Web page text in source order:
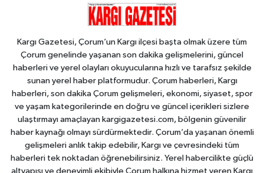
Kargı Gazetesi, Çorum’un Kargı ilçesi başta olmak üzere tüm
Çorum genelinde yaşanan son dakika gelişmelerini, güncel
haberleri ve yerel olayları okuyucularına hızlı ve tarafsız şekilde
sunan yerel haber platformudur. Çorum haberleri, Kargı
haberleri, son dakika Çorum gelişmeleri, ekonomi, siyaset, spor
ve yaşam kategorilerinde en doğru ve güncel içerikleri sizlere
ulaştırmayı amaçlayan kargigazetesi.com, bölgenin güvenilir
haber kaynağı olmayı sürdürmektedir. Çorum’da yaşanan önemli
gelişmeleri anlık takip edebilir, Kargı ve çevresindeki tüm
haberleri tek noktadan öğrenebilirsiniz. Yerel habercilikte güçlü
altyapısı ve deneyimli ekibiyle Çorum halkına hizmet veren Kargı